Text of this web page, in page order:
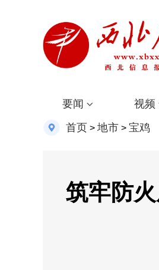
要闻 视频
首页 > 地市 > 宝鸡
筑牢防